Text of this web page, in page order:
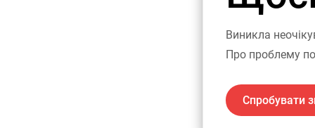
Виникла
Про проблему
Спробувати